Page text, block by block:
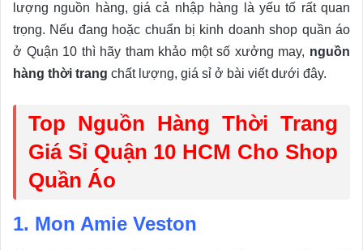
lượng nguồn hàng, giá cả nhập hàng là yếu tố rất quan
trọng. Nếu đang hoặc chuẩn bị kinh doanh shop quần áo
ở Quận 10 thì hãy tham khảo một số xưởng may, nguồn
hàng thời trang chất lượng, giá sỉ ở bài viết dưới đây.
Top Nguồn Hàng Thời Trang
Giá Sỉ Quận 10 HCM Cho Shop
Quần Áo
1. Mon Amie Veston